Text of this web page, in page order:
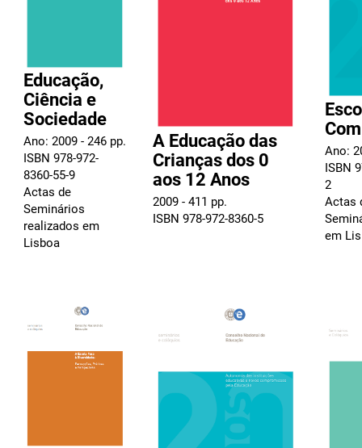
Educação,
Ciência e
Sociedade
Ano: 2009 - 246 pp.
ISBN 978-972-
8360-55-9
Actas de
Seminários
realizados em
Lisboa
A Educação das
Crianças dos 0
aos 12 Anos
2009 - 411 pp.
ISBN 978-972-8360-5
Ano:
ISBN
2
Actas
em